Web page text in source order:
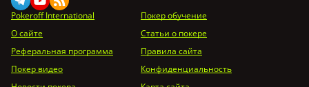
Pokeroff International
Покер обучение
О сайте
Статьи о покере
Реферальная программа
Правила сайта
Покер видео
Конфиденциальность